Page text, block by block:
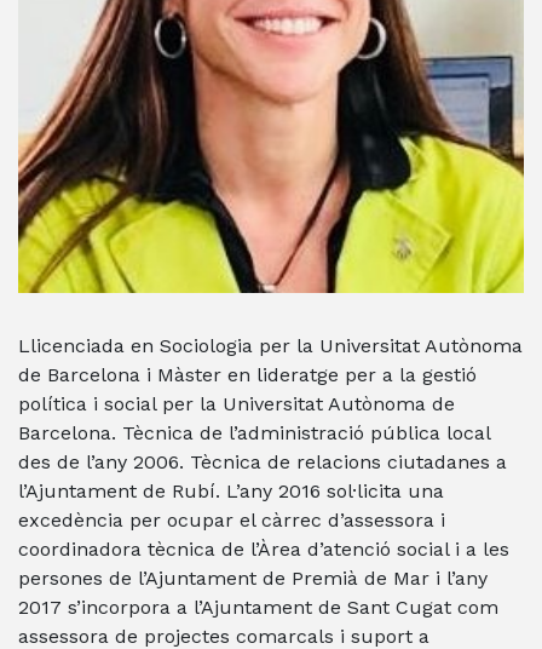
Llicenciada en Sociologia per la Universitat Autònoma
de Barcelona i Màster en lideratge per a la gestió
política i social per la Universitat Autònoma de
Barcelona. Tècnica de l’administració pública local
des de l’any 2006. Tècnica de relacions ciutadanes a
l’Ajuntament de Rubí. L’any 2016 sol·licita una
excedència per ocupar el càrrec d’assessora i
coordinadora tècnica de l’Àrea d’atenció social i a les
persones de l’Ajuntament de Premià de Mar i l’any
2017 s’incorpora a l’Ajuntament de Sant Cugat com
assessora de projectes comarcals i suport a